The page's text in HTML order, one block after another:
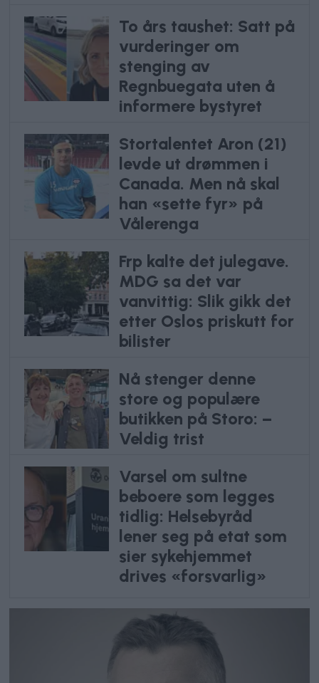
To års taushet: Satt på
vurderinger om
stenging av
Regnbuegata uten å
informere bystyret
Stortalentet Aron (21)
levde ut drømmen i
Canada. Men nå skal
han «sette fyr» på
Vålerenga
Frp kalte det julegave.
MDG sa det var
vanvittig: Slik gikk det
etter Oslos priskutt for
bilister
Nå stenger denne
store og populære
butikken på Storo: –
Veldig trist
Varsel om sultne
beboere som legges
tidlig: Helsebyråd
lener seg på etat som
sier sykehjemmet
drives «forsvarlig»